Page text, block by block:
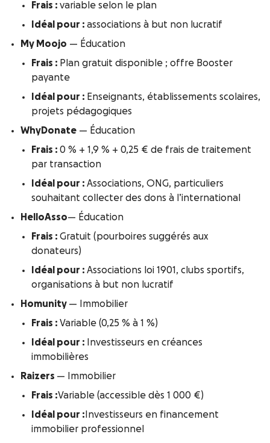
Frais : variable selon le plan
Idéal pour : associations à but non lucratif
My Moojo — Éducation
Frais : Plan gratuit disponible ; offre Booster
payante
Idéal pour : Enseignants, établissements scolaires,
projets pédagogiques
WhyDonate — Éducation
Frais : 0 % + 1,9 % + 0,25 € de frais de traitement
par transaction
Idéal pour : Associations, ONG, particuliers
souhaitant collecter des dons à l’international
HelloAsso— Éducation
Frais : Gratuit (pourboires suggérés aux
donateurs)
Idéal pour : Associations loi 1901, clubs sportifs,
organisations à but non lucratif
Homunity — Immobilier
Frais : Variable (0,25 % à 1 %)
Idéal pour :
Investisseurs en créances
immobilières
Raizers — Immobilier
Frais :Variable (accessible dès 1 000 €)
Idéal pour : Investisseurs en financement
immobilier professionnel